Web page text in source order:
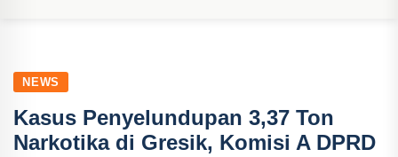
NEWS
Kasus Penyelundupan 3,37 Ton
Narkotika di Gresik, Komisi A DPRD